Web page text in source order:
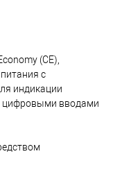
(CE),
с
индикации
цифровыми вводами